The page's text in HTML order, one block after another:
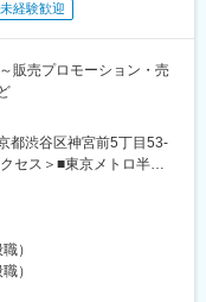
経験歓迎
販売プロモーション・売
都渋谷区神宮前5丁目53-
セス＞■東京メトロ半蔵
」駅より徒歩14分■東京
対策：オフィス内禁煙
）
）